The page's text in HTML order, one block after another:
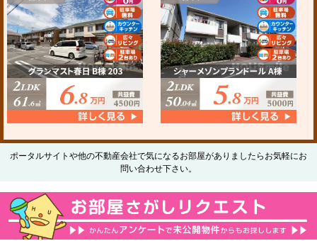
ポータルサイトや他の不動産会社で気になるお部屋がありましたらお気軽にお
問い合わせ下さい。